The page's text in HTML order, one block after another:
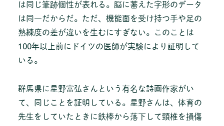
は同じ筆跡個性が表れる。脳に蓄えた字形のデータ
は同一だからだ。ただ、機能面を受け持つ手や足の
熟練度の差が違いを生むにすぎない。このことは
100年以上前にドイツの医師が実験により証明して
いる。
群馬県に星野富弘さんという有名な詩画作家がい
て、同じことを証明している。星野さんは、体育の
先生をしていたときに鉄棒から落下して頸椎を損傷